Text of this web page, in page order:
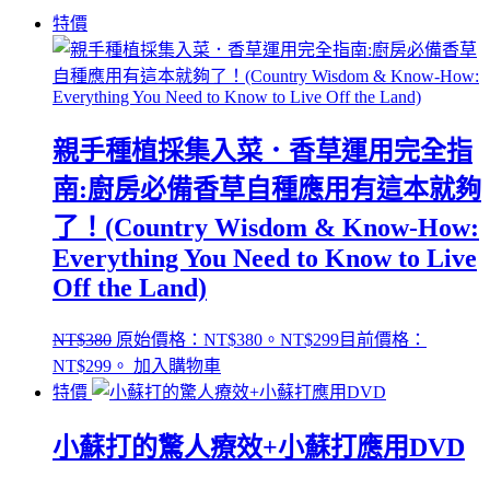
特價
親手種植採集入菜．香草運用完全指
南:廚房必備香草自種應用有這本就夠
了！(Country Wisdom & Know-How:
Everything You Need to Know to Live
Off the Land)
NT$380 原始價格：NT$380。 NT$299目前價格：
NT$299。 加入購物車
特價
小蘇打的驚人療效+小蘇打應用DVD